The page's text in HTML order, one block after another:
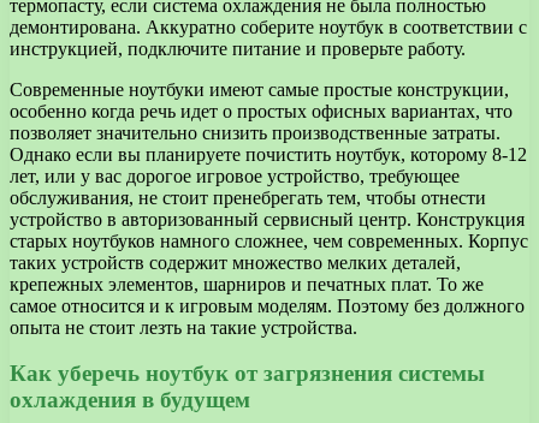
термопасту, если система охлаждения не была полностью
демонтирована. Аккуратно соберите ноутбук в соответствии с
инструкцией, подключите питание и проверьте работу.
Современные ноутбуки имеют самые простые конструкции,
особенно когда речь идет о простых офисных вариантах, что
позволяет значительно снизить производственные затраты.
Однако если вы планируете почистить ноутбук, которому 8-12
лет, или у вас дорогое игровое устройство, требующее
обслуживания, не стоит пренебрегать тем, чтобы отнести
устройство в авторизованный сервисный центр. Конструкция
старых ноутбуков намного сложнее, чем современных. Корпус
таких устройств содержит множество мелких деталей,
крепежных элементов, шарниров и печатных плат. То же
самое относится и к игровым моделям. Поэтому без должного
опыта не стоит лезть на такие устройства.
Как уберечь ноутбук от загрязнения системы
охлаждения в будущем